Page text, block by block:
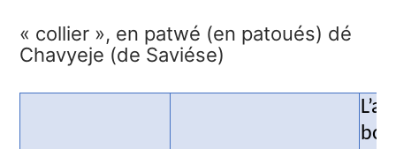
« collier », en patwé (en patoués) dé
Chavyeje (de Saviése)